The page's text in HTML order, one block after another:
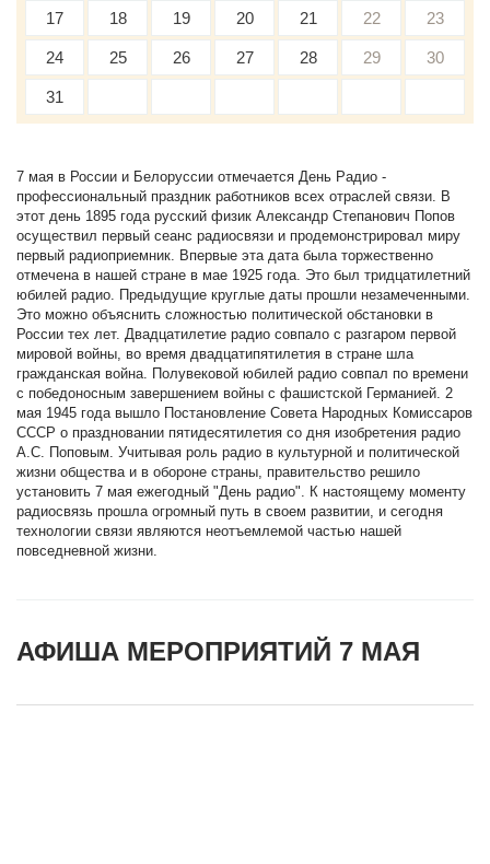
17 18 19 20 21 22 23
24 25 26 27 28 29 30
31
7 мая в России и Белоруссии отмечается День Радио -
профессиональный праздник работников всех отраслей связи. В
этот день 1895 года русский физик Александр Степанович Попов
осуществил первый сеанс радиосвязи и продемонстрировал миру
первый радиоприемник. Впервые эта дата была торжественно
отмечена в нашей стране в мае 1925 года. Это был тридцатилетний
юбилей радио. Предыдущие круглые даты прошли незамеченными.
Это можно объяснить сложностью политической обстановки в
России тех лет. Двадцатилетие радио совпало с разгаром первой
мировой войны, во время двадцатипятилетия в стране шла
гражданская война. Полувековой юбилей радио совпал по времени
с победоносным завершением войны с фашистской Германией. 2
мая 1945 года вышло Постановление Совета Народных Комиссаров
СССР о праздновании пятидесятилетия со дня изобретения радио
А.С. Поповым. Учитывая роль радио в культурной и политической
жизни общества и в обороне страны, правительство решило
установить 7 мая ежегодный "День радио". К настоящему моменту
радиосвязь прошла огромный путь в своем развитии, и сегодня
технологии связи являются неотъемлемой частью нашей
повседневной жизни.
АФИША МЕРОПРИЯТИЙ 7 МАЯ